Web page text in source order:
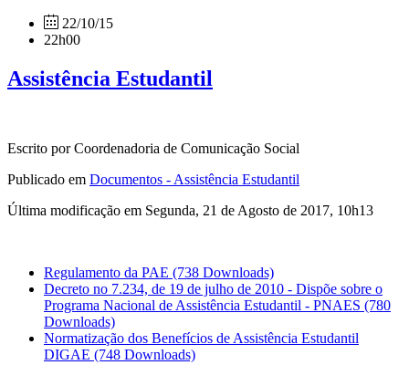
22/10/15
22h00
Assistência Estudantil
Escrito por Coordenadoria de Comunicação Social
Publicado em Documentos - Assistência Estudantil
Última modificação em Segunda, 21 de Agosto de 2017, 10h13
Regulamento da PAE (738 Downloads)
Decreto no 7.234, de 19 de julho de 2010 - Dispõe sobre o
Programa Nacional de Assistência Estudantil - PNAES (780
Downloads)
Normatização dos Benefícios de Assistência Estudantil
DIGAE (748 Downloads)